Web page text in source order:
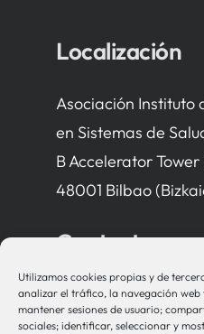
Utilizamos cookies propias y de
analizar el tráfico, la navegación
mantener sesiones de usuario;
sociales; identificar, seleccionar y
Localización
Asociación Instituto
en Sistemas de
B Accelerator Tower
48001 Bilbao
Contacto
bio-
944 00 77 90